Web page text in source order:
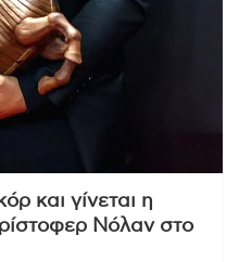
και γίνεται η
Νόλαν στο